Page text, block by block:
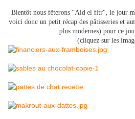
Bientôt nous fêterons "Aid el fitr", le jour
voici donc un petit récap des pâtisseries et
plus modernes) pour ce
(cliquez sur les